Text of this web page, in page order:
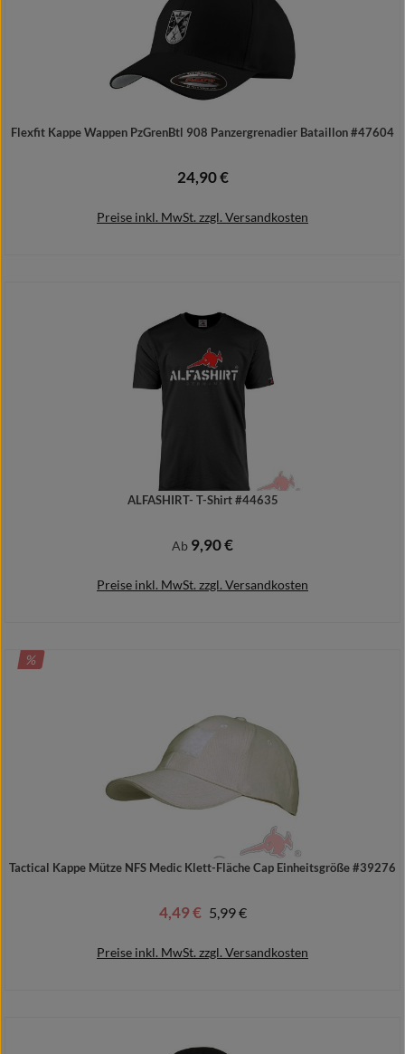
Flexfit Kappe Wappen PzGrenBtl 908 Panzergrenadier Bataillon #47604
Regulärer Preis:
24,90 €
Preise inkl. MwSt. zzgl. Versandkosten
Details
ALFASHIRT- T-Shirt #44635
Regulärer Preis:
Ab 9,90 €
Preise inkl. MwSt. zzgl. Versandkosten
RABATT
%
Tactical Kappe Mütze NFS Medic Klett-Fläche Cap Einheitsgröße #39276
Verkaufspreis:
4,49 € Regulärer Preis:
5,99 €
Preise inkl. MwSt. zzgl. Versandkosten
In den Warenkorb